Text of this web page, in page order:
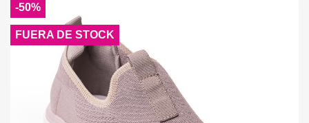
-50%
FUERA DE STOCK